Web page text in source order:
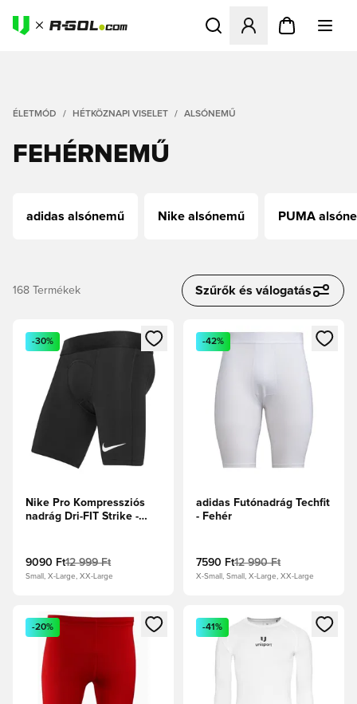
Megnyit egy modált a
ÉLETMÓD HÉTKÖZNAPI VISELET ALSÓNEMŰ
FEHÉRNEMŰ
adidas alsónemű Nike alsónemű PUMA
168 Termékek Szűrők és válogatás
Megnyit egy modált a bejelentkezéshez vagy a tagként
-30%
Nike Pro Kompressziós
nadrág Dri-FIT Strike -
9090 Ft12 999 Ft
Small, X-Large, XX-Large
Megnyit egy modált a
-42%
adidas Futónadrág Techfit
- Fehér
7590 Ft12 990 Ft
X-Small, Small, X-Large, XX-Large
Megnyit egy modált a bejelentkezéshez vagy a tagként
-20%
Megnyit egy modált a
-41%